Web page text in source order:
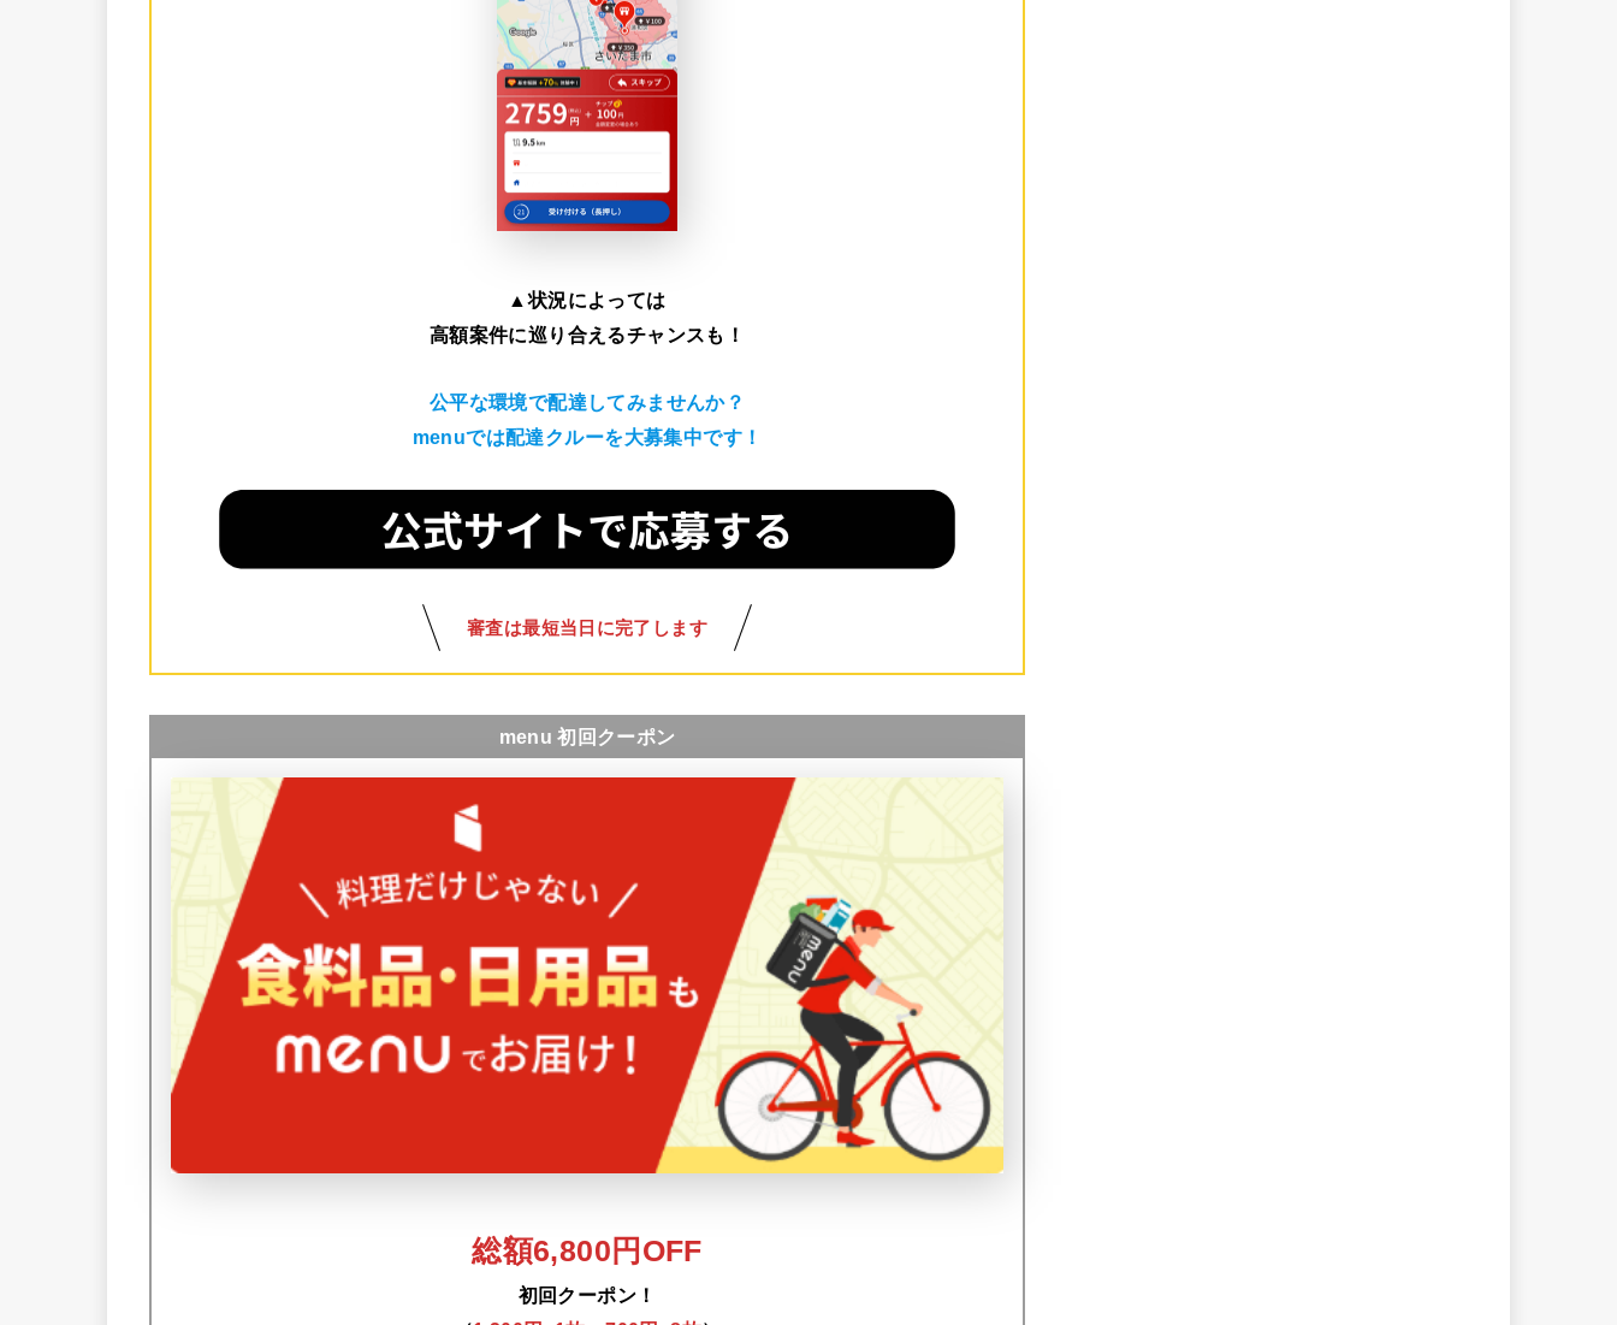
▲状況によっては
高額案件に巡り合えるチャンスも！
公平な環境で配達してみませんか？
menuでは配達クルーを大募集中です！
審査は最短当日に完了します
menu 初回クーポン
総額6,800円OFF
初回クーポン！